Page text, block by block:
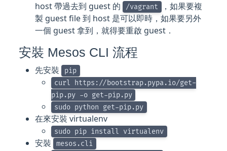
host 帶過去到 guest 的
/vagrant ，如果要複
製 guest file 到 host 是可以即時，如果要另外
一個 guest 拿到，就得要重啟 guest．
安裝 Mesos CLI 流程
先安裝
pip
curl https://bootstrap.pypa.io/get-
pip.py -o get-pip.py
sudo python get-pip.py
在來安裝 virtualenv
sudo pip install virtualenv
安裝
mesos.cli